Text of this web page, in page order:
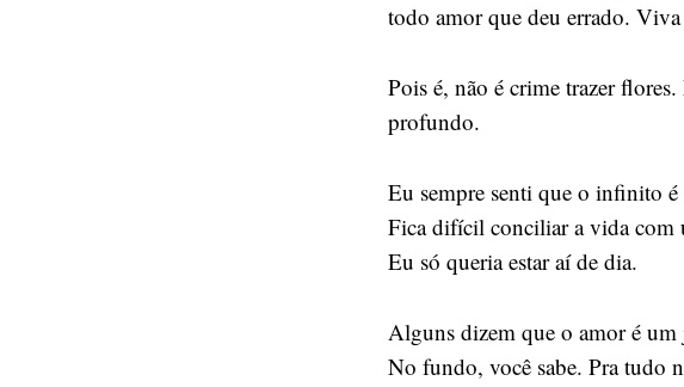
todo amor que deu errado. Viva
Pois é, não é crime trazer
profundo.
Eu sempre senti que o infinito
Fica difícil conciliar a vida com
Eu só queria estar aí de dia.
Alguns dizem que o amor é
No fundo, você sabe. Pra tudo